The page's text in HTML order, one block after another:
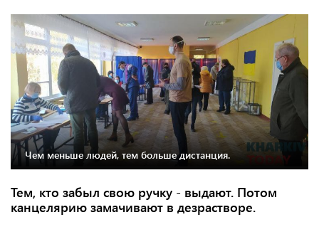
Чем меньше людей, тем больше дистанция.
Тем, кто забыл свою ручку - выдают. Потом
канцелярию замачивают в дезрастворе.